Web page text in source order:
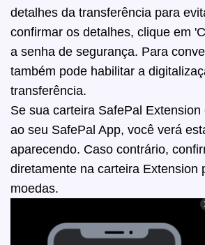
detalhes da transferência para
confirmar os detalhes, clique em
a senha de segurança. Para
também pode habilitar a
transferência.
Se sua carteira SafePal
ao seu SafePal App, você verá
aparecendo. Caso contrário,
diretamente na carteira Extension
moedas.